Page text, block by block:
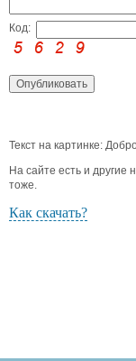
Код:
Текст на картинке:
На сайте есть и
тоже.
Как скачать?